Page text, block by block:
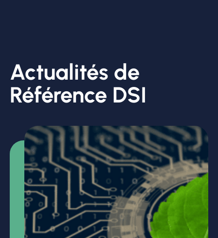
Actualités de
Référence DSI